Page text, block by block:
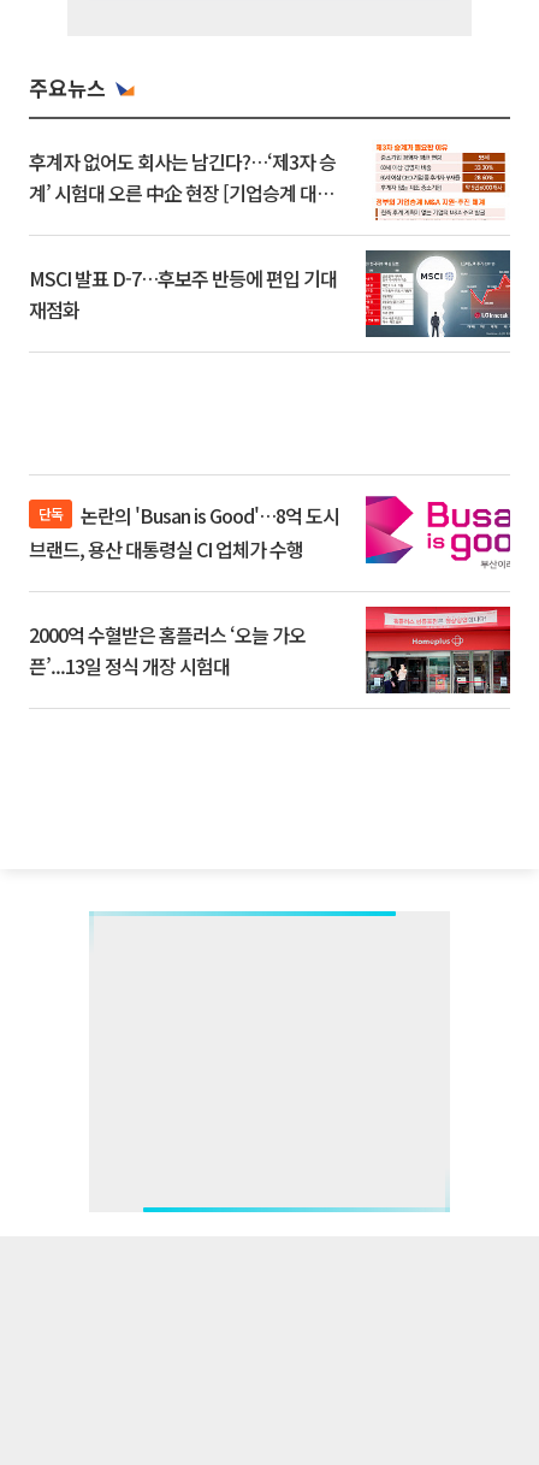
주요뉴스
후계자 없어도 회사는 남긴다?…‘제3자 승
계’ 시험대 오른 中企 현장 [기업승계 대전
MSCI 발표 D-7…후보주 반등에 편입 기대
재점화
단독
브랜드, 용산 대통령실 CI 업체가 수행
2000억 수혈받은 홈플러스 ‘오늘 가오
픈’...13일 정식 개장 시험대